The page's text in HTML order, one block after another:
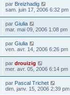
par Breizhadig
sam. juin 17, 2006 6:32 pm
par Giulia
mar. mai 09, 2006 1:08 pm
par Giulia
ven. avr. 14, 2006 6:26 pm
par drouizig
mer. avr. 05, 2006 6:14 pm
par Pascal Trichet
dim. janv. 15, 2006 2:39 pm